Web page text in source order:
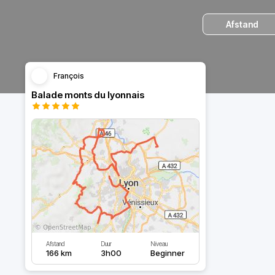
Afstand
François
Balade monts du lyonnais
Afstand
166 km
Duur
3h00
Niveau
Beginner